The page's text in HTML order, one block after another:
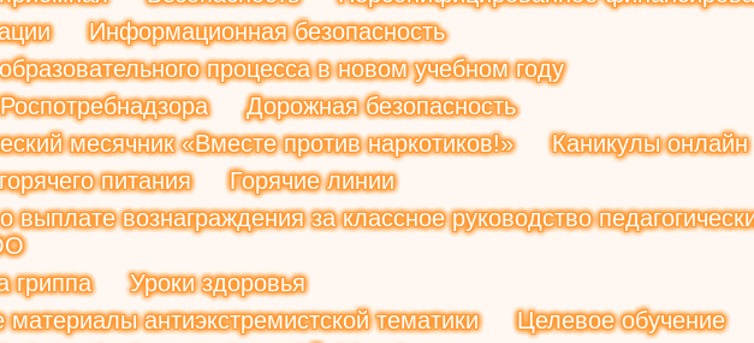
Информационная безопасность
процесса в новом учебном году
Дорожная безопасность
месячник «Вместе против наркотиков!»
Каникулы онлайн
питания
Горячие линии
вознаграждения за классное руководство
гриппа
Уроки здоровья
материалы антиэкстремистской тематики
Целевое обучение